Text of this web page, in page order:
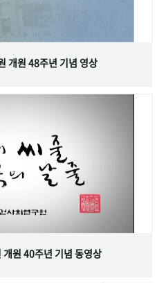
개원 48주년 기념 영상
원 40주년 기념 동영상